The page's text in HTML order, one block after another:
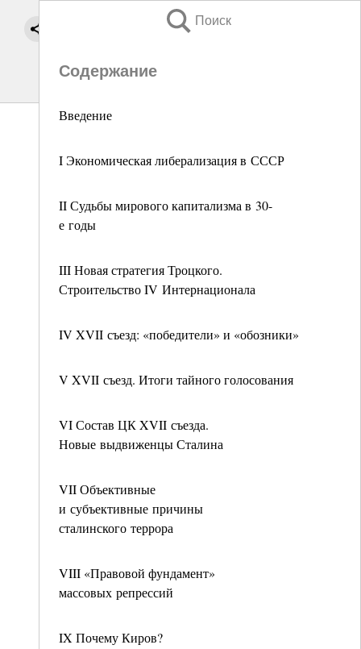
Поиск
Содержание
Введение
I Экономическая либерализация в СССР
II Судьбы мирового капитализма в 30-
е годы
III Новая стратегия Троцкого.
Строительство IV Интернационала
IV XVII съезд: «победители» и «обозники»
V XVII съезд. Итоги тайного голосования
VI Состав ЦК XVII съезда.
Новые выдвиженцы Сталина
VII Объективные
и субъективные причины
сталинского террора
VIII «Правовой фундамент»
массовых репрессий
IX Почему Киров?